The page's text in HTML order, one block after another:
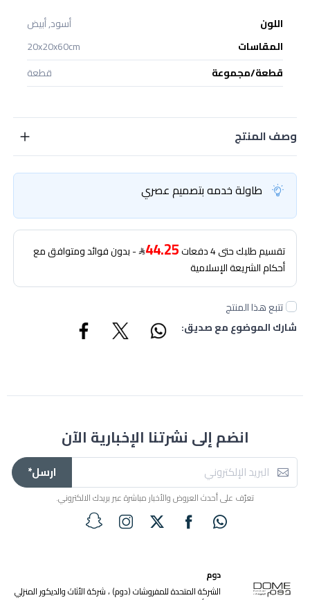
اللون
أسود, أبيض
المقاسات
20x20x60cm
قطعة/مجموعة
قطعة
وصف المنتج
طاولة خدمه بتصميم عصري
تقسيم طلبك حتى 4 دفعات 44.25 - بدون فوائد ومتوافق مع
أحكام الشريعة الإسلامية
تتبع هذا المنتج
شارك الموضوع مع صديق:
انضم إلى نشرتنا الإخبارية الآن
ارسل*
تعرّف على أحدث العروض والأخبار مباشرة عبر بريدك الالكتروني.
دوم
الشركة المتحدة للمفروشات (دوم) ، شركة الأثاث والديكور المنزلي